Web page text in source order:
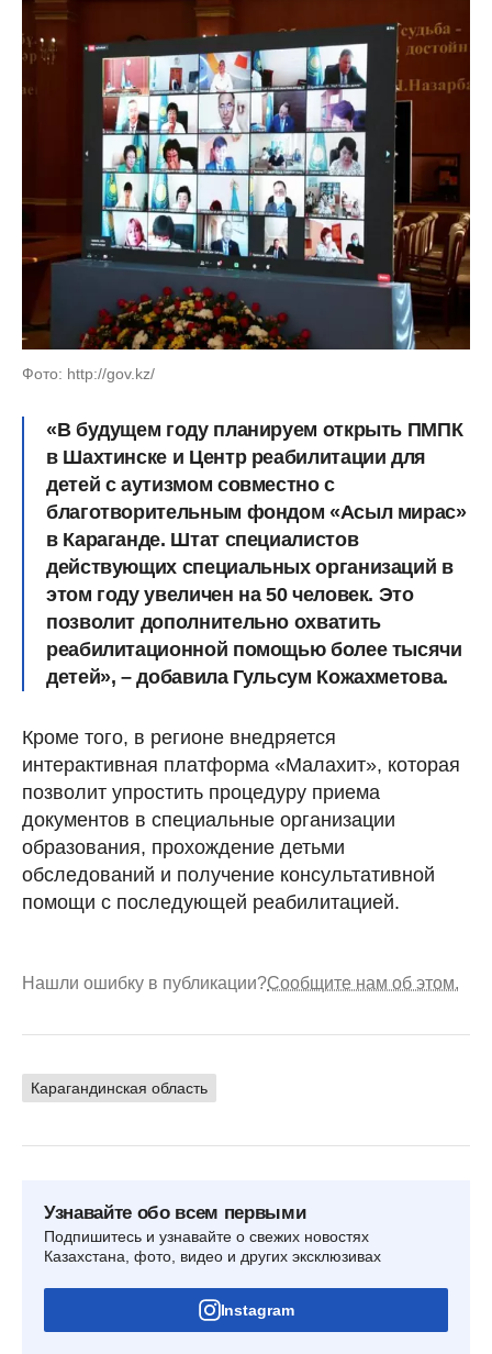
Фото: http://gov.kz/
«В будущем году планируем открыть ПМПК
в Шахтинске и Центр реабилитации для
детей с аутизмом совместно с
благотворительным фондом «Асыл мирас»
в Караганде. Штат специалистов
действующих специальных организаций в
этом году увеличен на 50 человек. Это
позволит дополнительно охватить
реабилитационной помощью более тысячи
детей», – добавила Гульсум Кожахметова.
Кроме того, в регионе внедряется
интерактивная платформа «Малахит», которая
позволит упростить процедуру приема
документов в специальные организации
образования, прохождение детьми
обследований и получение консультативной
помощи с последующей реабилитацией.
Нашли ошибку в публикации?Сообщите нам об этом.
Карагандинская область
Узнавайте обо всем первыми
Подпишитесь и узнавайте о свежих новостях
Казахстана, фото, видео и других эксклюзивах
Instagram